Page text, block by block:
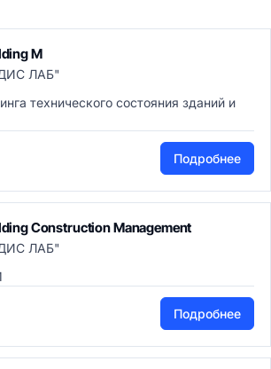
M
ЛАБ"
технического состояния зданий и
Подробнее
Construction Management
ЛАБ"
Подробнее